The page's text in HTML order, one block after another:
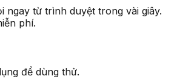
ngay từ trình duyệt trong vài giây.
phí.
để dùng thử.